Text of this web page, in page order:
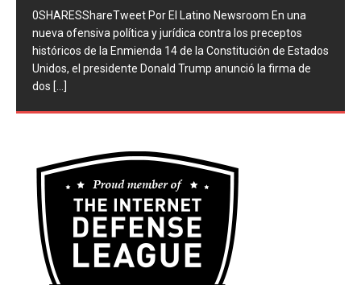
0SHARESShareTweet ​Por El Latino Newsroom ​En una
nueva ofensiva política y jurídica contra los preceptos
históricos de la Enmienda 14 de la Constitución de Estados
Unidos, el presidente Donald Trump anunció la firma de
[...]